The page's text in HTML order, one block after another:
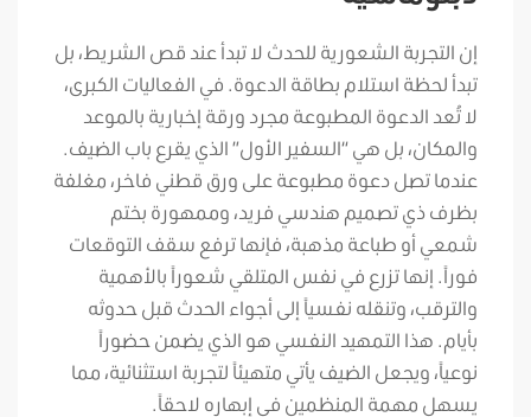
إن التجربة الشعورية للحدث لا تبدأ عند قص الشريط، بل
تبدأ لحظة استلام بطاقة الدعوة. في الفعاليات الكبرى،
لا تُعد الدعوة المطبوعة مجرد ورقة إخبارية بالموعد
والمكان، بل هي “السفير الأول” الذي يقرع باب الضيف.
عندما تصل دعوة مطبوعة على ورق قطني فاخر، مغلفة
بظرف ذي تصميم هندسي فريد، وممهورة بختم
شمعي أو طباعة مذهبة، فإنها ترفع سقف التوقعات
فوراً. إنها تزرع في نفس المتلقي شعوراً بالأهمية
والترقب، وتنقله نفسياً إلى أجواء الحدث قبل حدوثه
بأيام. هذا التمهيد النفسي هو الذي يضمن حضوراً
نوعياً، ويجعل الضيف يأتي متهيئاً لتجربة استثنائية، مما
يسهل مهمة المنظمين في إبهاره لاحقاً.